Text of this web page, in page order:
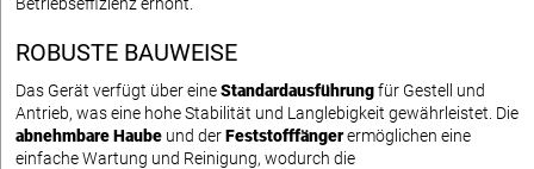
ROBUSTE BAUWEISE
Das Gerät verfügt über eineStandardausführungfür Gestell und
Antrieb, was eine hohe Stabilität und Langlebigkeit gewährleistet. Die
abnehmbare Haube und derFeststofffängerermöglichen eine
einfache Wartung und Reinigung, wodurch die